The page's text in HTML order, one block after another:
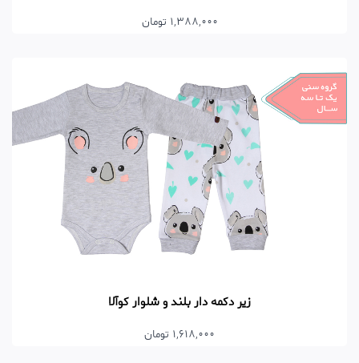
1,388,000 تومان
زیر دکمه دار بلند و شلوار کوآلا
1,618,000 تومان